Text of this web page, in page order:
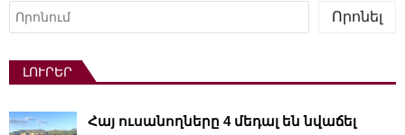
Որոնել
Որոնել
ԼՈՒՐԵՐ
Հայ ուսանողները 4 մեդալ են նվաճել